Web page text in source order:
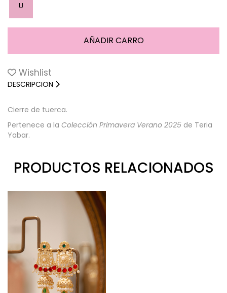
U
Wishlist
DESCRIPCION
Cierre de tuerca.
Pertenece a la Colección Primavera Verano 2025 de Teria
Yabar.
PRODUCTOS RELACIONADOS